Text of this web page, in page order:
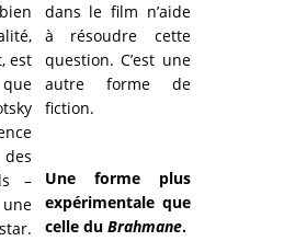
est
–
dans le film n’aide
à résoudre cette
question. C’est une
autre forme de
fiction.
Une forme plus
expérimentale que
celle du Brahmane.